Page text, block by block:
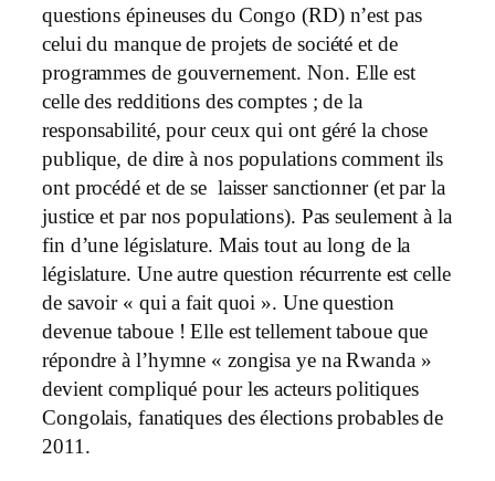
questions épineuses du Congo (RD) n’est pas
celui du manque de projets de société et de
programmes de gouvernement. Non. Elle est
celle des redditions des comptes ; de la
responsabilité, pour ceux qui ont géré la chose
publique, de dire à nos populations comment ils
ont procédé et de se laisser sanctionner (et par la
justice et par nos populations). Pas seulement à la
fin d’une législature. Mais tout au long de la
législature. Une autre question récurrente est celle
de savoir « qui a fait quoi ». Une question
devenue taboue ! Elle est tellement taboue que
répondre à l’hymne « zongisa ye na Rwanda »
devient compliqué pour les acteurs politiques
Congolais, fanatiques des élections probables de
2011.